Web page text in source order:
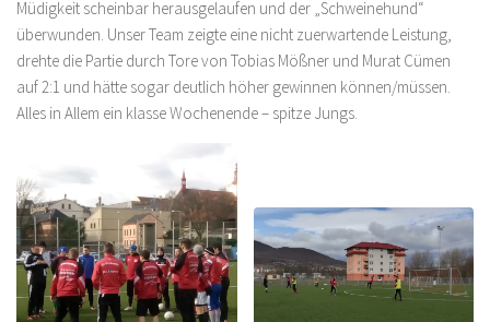
Müdigkeit scheinbar herausgelaufen und der „Schweinehund“
überwunden. Unser Team zeigte eine nicht zuerwartende Leistung,
drehte die Partie durch Tore von Tobias Mößner und Murat Cümen
auf 2:1 und hätte sogar deutlich höher gewinnen können/müssen.
Alles in Allem ein klasse Wochenende – spitze Jungs.